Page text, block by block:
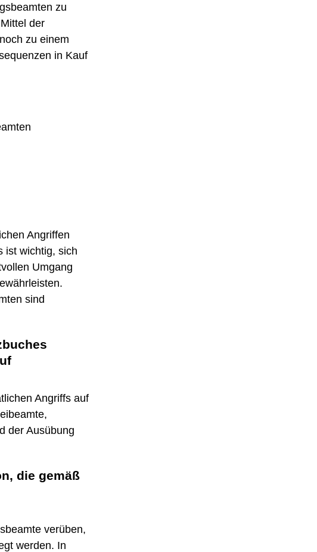
zu
der
zu einem
in Kauf
Angriffen
ist wichtig, sich
Umgang
sind
Angriffs auf
der Ausübung
die gemäß
verüben,
werden. In